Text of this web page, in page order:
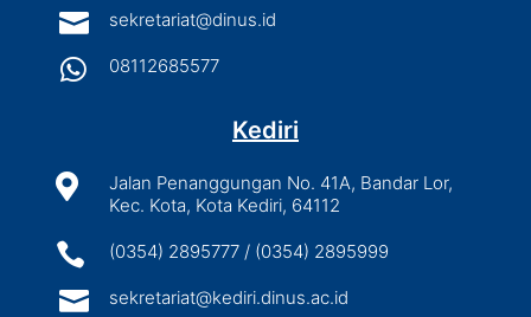
 sekretariat@dinus.id
 08112685577
Kediri

Jalan Penanggungan No. 41A, Bandar Lor,
Kec. Kota, Kota Kediri, 64112
 (0354) 2895777 / (0354) 2895999
 sekretariat@kediri.dinus.ac.id